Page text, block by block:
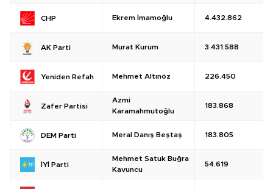
CHP Ekrem İmamoğlu 4.432.862
AK Parti Murat Kurum 3.431.588
Yeniden Refah Mehmet Altınöz 226.450
Zafer Partisi
Azmi
Karamahmutoğlu
183.868
DEM Parti Meral Danış Beştaş 183.805
İYİ Parti
Mehmet Satuk Buğra
Kavuncu
54.619